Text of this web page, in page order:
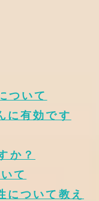
ついて
に有効です
か？
て
ついて教え